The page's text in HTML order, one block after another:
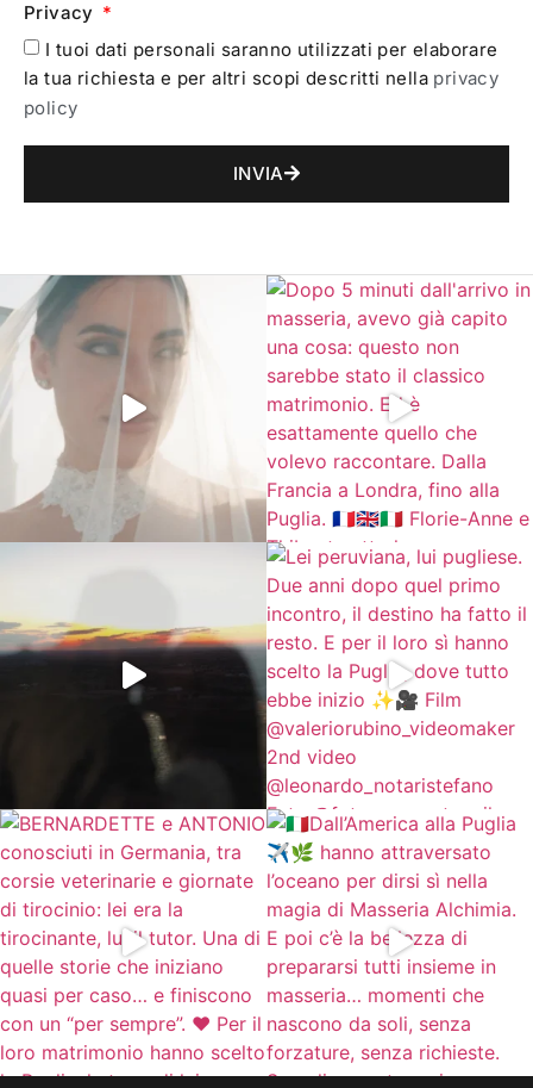
Privacy
I tuoi dati personali saranno utilizzati per elaborare
la tua richiesta e per altri scopi descritti nella privacy
policy
INVIA